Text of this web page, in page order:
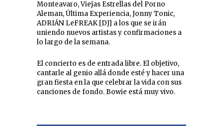
Monteavaro, Viejas Estrellas del Porno
Aleman, Última Experiencia, Jonny Tonic,
ADRIÁN LeFREAK [DJ] a los que se irán
uniendo nuevos artistas y confirmaciones a
lo largo de la semana.
El concierto es de entrada libre. El objetivo,
cantarle al genio allá donde esté y hacer una
gran fiesta en la que celebrar la vida con sus
canciones de fondo. Bowie está muy vivo.